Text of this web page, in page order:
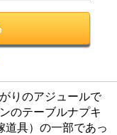
りのアジュールで
のテーブルナプキ
道具）の一部であっ